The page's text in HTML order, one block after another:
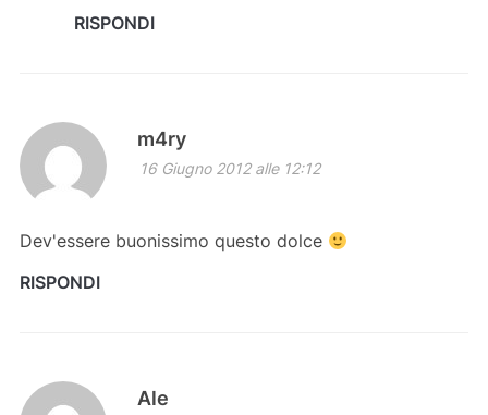
RISPONDI
m4ry
16 Giugno 2012 alle 12:12
Dev'essere buonissimo questo dolce
RISPONDI
Ale